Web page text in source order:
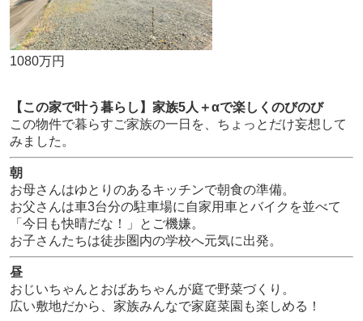
1080万円
【この家で叶う暮らし】家族5人＋αで楽しくのびのび
この物件で暮らすご家族の一日を、ちょっとだけ妄想して
みました。
朝
お母さんはゆとりのあるキッチンで朝食の準備。
お父さんは車3台分の駐車場に自家用車とバイクを並べて
「今日も快晴だな！」とご機嫌。
お子さんたちは徒歩圏内の学校へ元気に出発。
昼
おじいちゃんとおばあちゃんが庭で野菜づくり。
広い敷地だから、家族みんなで家庭菜園も楽しめる！